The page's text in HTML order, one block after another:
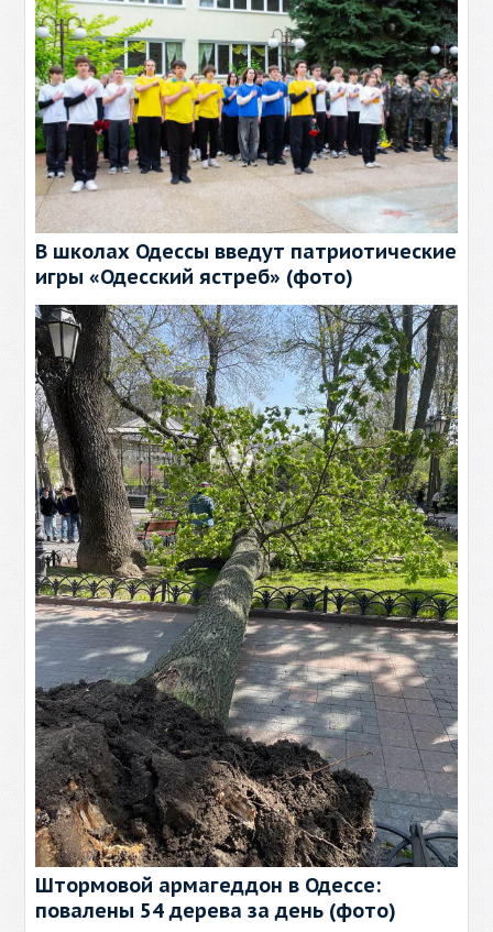
В школах Одессы введут патриотические
игры «Одесский ястреб» (фото)
Штормовой армагеддон в Одессе:
повалены 54 дерева за день (фото)